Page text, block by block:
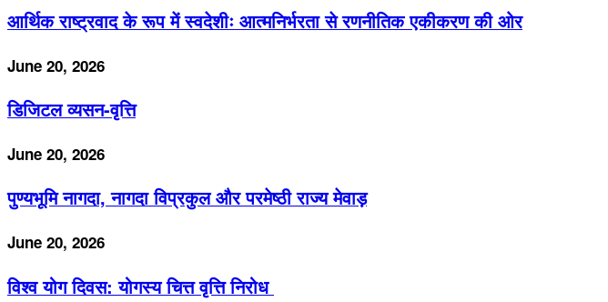
आर्थिक राष्ट्रवाद के रूप में स्वदेशीः आत्मनिर्भरता से रणनीतिक एकीकरण की ओर
June 20, 2026
डिजिटल व्यसन-वृत्ति
June 20, 2026
पुण्यभूमि नागदा, नागदा विप्रकुल और परमेष्ठी राज्य मेवाड़
June 20, 2026
विश्व योग दिवस: योगस्य चित्त वृत्ति निरोध